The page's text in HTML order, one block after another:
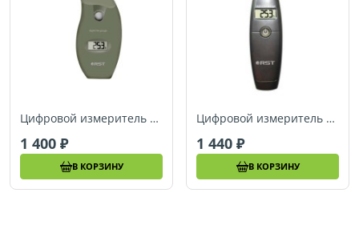
Цифровой измеритель давления в шинах RST 00462
1 400
В КОРЗИНУ
Цифровой измеритель давления в шинах RST 00468
1 440
В КОРЗИНУ